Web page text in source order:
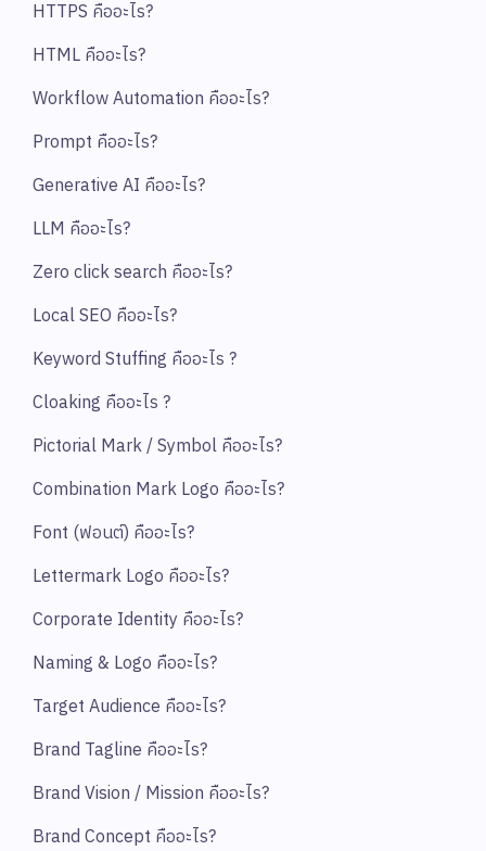
HTTPS คืออะไร?
HTML คืออะไร?
Workflow Automation คืออะไร?
Prompt คืออะไร?
Generative AI คืออะไร?
LLM คืออะไร?
Zero click search คืออะไร?
Local SEO คืออะไร?
Keyword Stuffing คืออะไร ?
Cloaking คืออะไร ?
Pictorial Mark / Symbol คืออะไร?
Combination Mark Logo คืออะไร?
Font (ฟอนต์) คืออะไร?
Lettermark Logo คืออะไร?
Corporate Identity คืออะไร?
Naming & Logo คืออะไร?
Target Audience คืออะไร?
Brand Tagline คืออะไร?
Brand Vision / Mission คืออะไร?
Brand Concept คืออะไร?